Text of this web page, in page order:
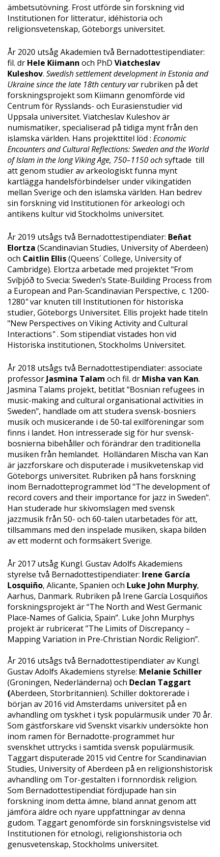
ämbetsutövning. Frost utförde sin forskning vid
Institutionen for litteratur, idéhistoria och
religionsvetenskap, Göteborgs universitet.
År 2020 utsåg Akademien två Bernadottestipendiater:
fil. dr Hele Kiimann och PhD Viatcheslav
Kuleshov. Swedish settlement development in Estonia and
Ukraine since the late 18th century varrubriken på det
forskningsprojekt som Kiimann genomförde vid
Centrum för Rysslands- och Eurasienstudier vid
Uppsala universitet. Viatcheslav Kuleshov är
numismatiker, specialiserad på tidiga mynt från den
islamska världen. Hans projekttitel löd : Economic
Encounters and Cultural Reflections: Sweden and the World
of Islam in the long Viking Age, 750–1150 ochsyftade till
att genom studier av arkeologiskt funna mynt
kartlägga handelsförbindelser under vikingatiden
mellan Sverige och den islamska världen. Han bedrev
sin forskning vid Institutionen för arkeologi och
antikens kultur vid Stockholms universitet.
År 2019 utsågs två Bernadottestipendiater: Beñat
Elortza (Scandinavian Studies, University of Aberdeen)
och Caitlin Ellis(Queens´ College, University of
Cambridge). Elortza arbetade med projektet "From
Svíþjóð to Svecia: Sweden’s State-Building Process from
a European and Pan-Scandinavian Perspective, c. 1200-
1280"var knuten till Institutionen för historiska
studier, Göteborgs Universitet. Ellis projekt hade titeln
"New Perspectives on Viking Activity and Cultural
Interactions". Som stipendiat vistades hon vid
Historiska institutionen, Stockholms Universitet.
År 2018 utsågs två Bernadottestipendiater: associate
professor Jasmina Talam och fil. dr Misha van Kan.
Jasmina Talams projekt, betitlat "Bosnian refugees in
music-making and cultural organisational activities in
Sweden", handlade om att studera svensk-bosniers
musik och musicerande i de 50-tal exilföreningar som
finns i landet. Hon intresserade sig för hur svensk-
bosnierna bibehåller och förändrar den traditionella
musiken från hemlandet. Holländaren Mischa van Kan
är jazzforskare och disputerade i musikvetenskap vid
Göteborgs universitet. Rubriken på hans forskning
inom Bernadotteprogrammet löd "The development of
record covers and their importance for jazz in Sweden".
Han studerade hur skivomslagen med svensk
jazzmusik från 50- och 60-talen utarbetades för att,
tillsammans med den inspelade musiken, skapa bilden
av ett modernt och formsäkert Sverige.
År 2017 utsåg Kungl. Gustav Adolfs Akademiens
styrelse två Bernadottestipendiater: Irene García
Losquiño, Alicante, Spanien och Luke John Murphy,
Aarhus, Danmark. Rubriken på Irene García Losquiños
forskningsprojekt är “The North and West Germanic
Place-Names of Galicia, Spain”. Luke John Murphys
projekt är rubricerat ”The Limits of Discrepancy –
Mapping Variation in Pre-Christian Nordic Religion”.
År 2016 utsågs två Bernadottestipendiater av Kungl.
Gustav Adolfs Akademiens styrelse: Melanie Schiller
(Groningen, Nederländerna) och Declan Taggart
(Aberdeen, Storbritannien). Schiller doktorerade i
början av 2016 vid Amsterdams universitet på en
avhandling om tyskhet i tysk populärmusik under 70 år.
Som gästforskare vid Svenskt visarkiv undersökte hon
inom ramen för Bernadotte-programmet hur
svenskhet uttrycks i samtida svensk populärmusik.
Taggart disputerade 2015 vid Centre for Scandinavian
Studies, University of Aberdeen på en religionshistorisk
avhandling om Tor-gestalten i fornnordisk religion.
Som Bernadottestipendiat fördjupade han sin
forskning inom detta ämne, bland annat genom att
jämföra äldre och nyare uppfattningar av denna
gudom. Taggart genomförde sin forskningsvistelse vid
Institutionen för etnologi, religionshistoria och
genusvetenskap, Stockholms universitet.